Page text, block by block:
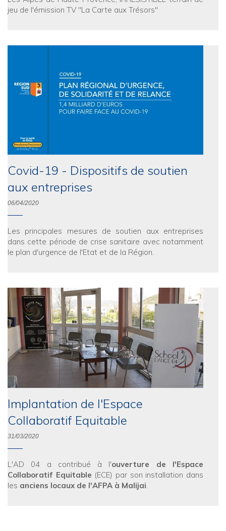
jeu de l'émission TV "La Carte aux Trésors"
Covid-19 - Dispositifs de soutien
aux entreprises
06/04/2020
Les principales mesures de soutien aux entreprises
dans cette période de crise sanitaire avec notamment
le plan d'urgence de l'Etat et de la Région.
Implantation de l'Espace
Collaboratif Equitable
31/03/2020
L'AD 04 a contribué à l'ouverture de l'Espace
Collaboratif Equitable (ECE) par son installation dans
les anciens locaux de l'AFPA à Malijai.